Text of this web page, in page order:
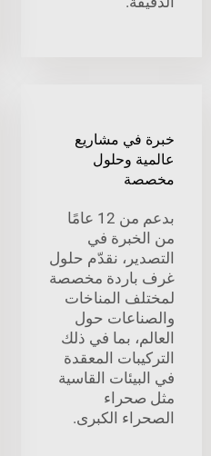
مشاريع
وحلول
بدعم من 12 عامًا
في
نقدّم حلول
مخصصة
المناخات
حول
بما في ذلك
المعقدة
القاسية
الكبرى.
تم